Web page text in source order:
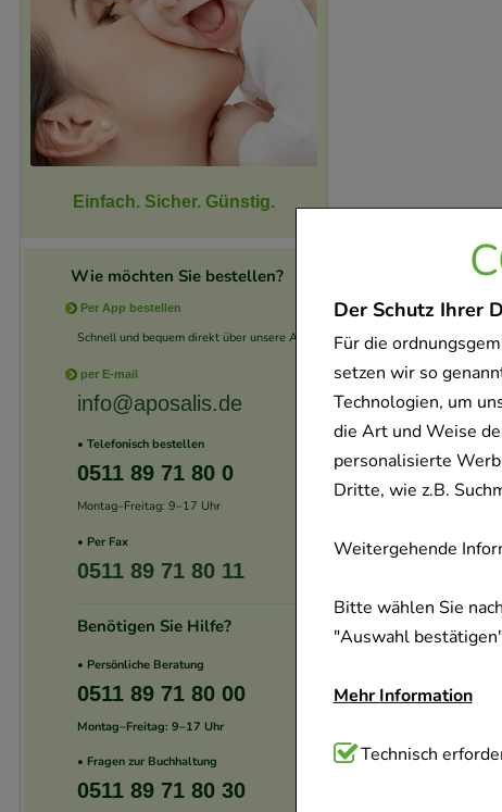
Der Schutz Ihrer
Für die
setzen wir so
Technologien, um
die Art und Weise
personalisierte
Dritte, wie z.B.
Weitergehende
Bitte wählen Sie
"Auswahl
Mehr Information
Technisch
Website notwendig
Technisch
Einfach. Sicher. Günstig.
Wie möchten Sie bestellen?
Per App bestellen
Schnell und bequem direkt über unsere App.
per E-mail
info@aposalis.de
• Telefonisch bestellen
0511 89 71 80 0
Montag–Freitag: 9–17 Uhr
• Per Fax
0511 89 71 80 11
Benötigen Sie Hilfe?
• Persönliche Beratung
0511 89 71 80 00
Montag–Freitag: 9–17 Uhr
• Fragen zur Buchhaltung
0511 89 71 80 30